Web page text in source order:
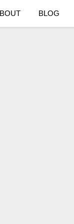
BLOG